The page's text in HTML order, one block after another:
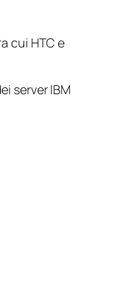
cui HTC e
server IBM